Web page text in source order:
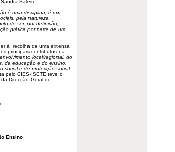
Saleiro.
é uma disciplina, é um
pela natureza
de ser, por definição,
prática por parte de um
à recolha de uma extensa
principais contributos na
local/regional, do
da educação e do ensino,
social e de protecção social
pelo CIES-ISCTE teve o
Direcção Geral do
Ensino